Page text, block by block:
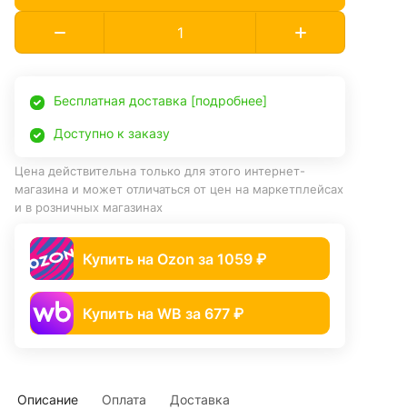
Бесплатная доставка [подробнее]
Доступно к заказу
Цена действительна только для этого интернет-
магазина и может отличаться от цен на маркетплейсах
и в розничных магазинах
Купить на Ozon за 1059 ₽
Купить на WB за 677 ₽
Описание Оплата Доставка